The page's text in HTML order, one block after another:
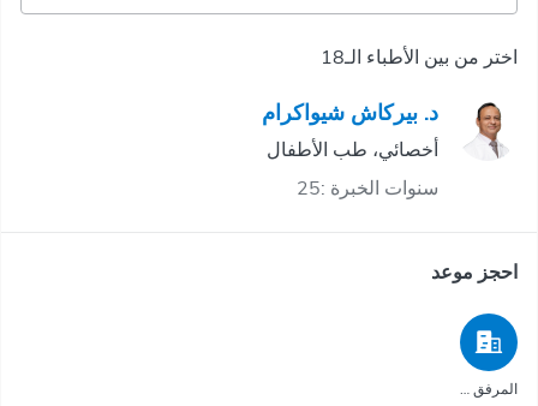
اختر من بين الأطباء الـ18
د. بيركاش شيواكرام
أخصائي، طب الأطفال
سنوات الخبرة :25
احجز موعد
المرفق الصحي